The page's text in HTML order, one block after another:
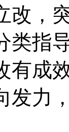
改，
类指
有成
发力